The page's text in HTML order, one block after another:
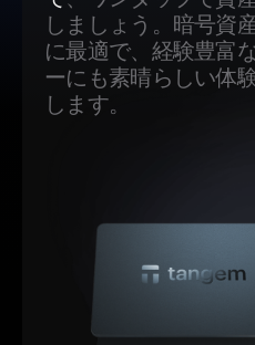
しましょう。暗号資
に最適で、経験豊富
ーにも素晴らしい体
します。